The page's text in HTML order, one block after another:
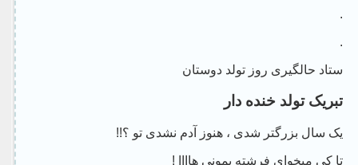
.
.
ستاد حالگیری روز تولد دوستان
تبریک تولد خنده دار
یک سال بزرگتر شدی ، هنوز آدم نشدی تو ؟!!
تا کی میخوای فرشته بمونی هاااا !